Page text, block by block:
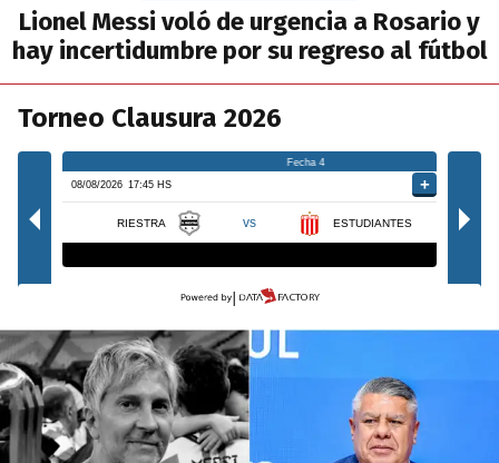
Lionel Messi voló de urgencia a Rosario y
hay incertidumbre por su regreso al fútbol
Torneo Clausura 2026